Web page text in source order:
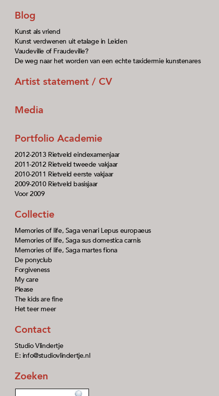
Blog
Kunst als vriend
Kunst verdwenen uit etalage in Leiden
Vaudeville of Fraudeville?
De weg naar het worden van een echte taxidermie kunstenares
Artist statement / CV
Media
Portfolio Academie
2012-2013 Rietveld eindexamenjaar
2011-2012 Rietveld tweede vakjaar
2010-2011 Rietveld eerste vakjaar
2009-2010 Rietveld basisjaar
Voor 2009
Collectie
Memories of life, Saga venari Lepus europaeus
Memories of life, Saga sus domestica carnis
Memories of life, Saga martes fiona
De ponyclub
Forgiveness
My care
Please
The kids are fine
Het teer meer
Contact
Studio Vlindertje
E: info@studiovlindertje.nl
Zoeken